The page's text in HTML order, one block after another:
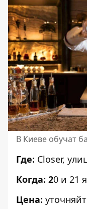
В Киеве обучат
Где: Closer,
Когда: 20 и 21
Цена: